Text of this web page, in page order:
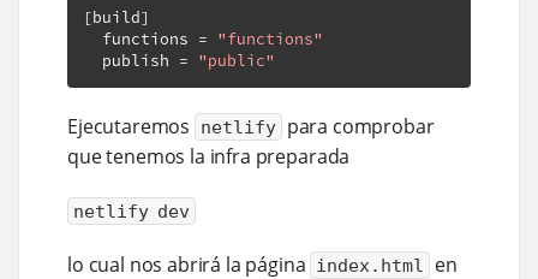
[build]
  functions
= "functions"
  publish
= "public"
Ejecutaremos netlify para comprobar
que tenemos la infra preparada
netlify dev
lo cual nos abrirá la página index.html
en